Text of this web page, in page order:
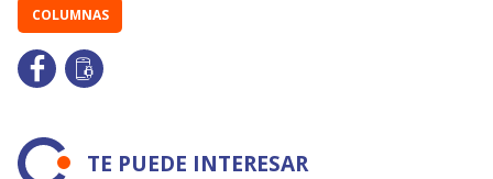
COLUMNAS
TE PUEDE INTERESAR